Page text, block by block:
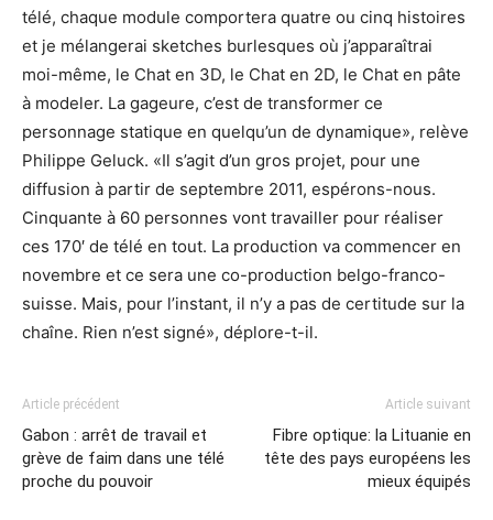
télé, chaque module comportera quatre ou cinq histoires
et je mélangerai sketches burlesques où j’apparaîtrai
moi-même, le Chat en 3D, le Chat en 2D, le Chat en pâte
à modeler. La gageure, c’est de transformer ce
personnage statique en quelqu’un de dynamique», relève
Philippe Geluck. «Il s’agit d’un gros projet, pour une
diffusion à partir de septembre 2011, espérons-nous.
Cinquante à 60 personnes vont travailler pour réaliser
ces 170′ de télé en tout. La production va commencer en
novembre et ce sera une co-production belgo-franco-
suisse. Mais, pour l’instant, il n’y a pas de certitude sur la
chaîne. Rien n’est signé», déplore-t-il.
Article précédent
Gabon : arrêt de travail et
grève de faim dans une télé
proche du pouvoir
Article suivant
Fibre optique: la Lituanie en
tête des pays européens les
mieux équipés